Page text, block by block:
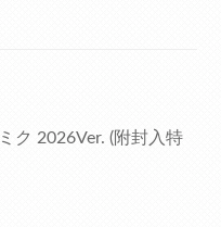
ク 2026Ver. (附封入特